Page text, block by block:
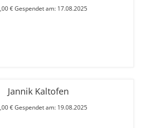
€ Gespendet am: 17.08.2025
Jannik Kaltofen
€ Gespendet am: 19.08.2025